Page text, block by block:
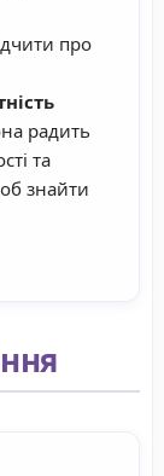
про
радить
та
знайти